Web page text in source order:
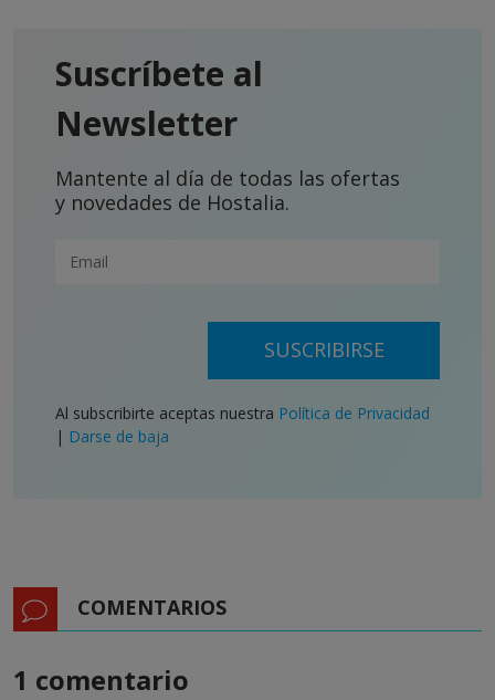
Suscríbete al
Newsletter
Mantente al día de todas las ofertas
y novedades de Hostalia.
SUSCRIBIRSE
Al subscribirte aceptas nuestra Política de Privacidad
| Darse de baja
COMENTARIOS
1 comentario